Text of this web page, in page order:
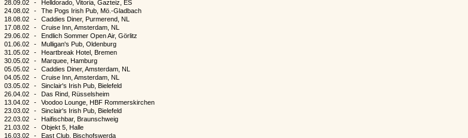
28.09.02
-
Helldorado, Vitoria, Gazteiz, ES
24.08.02
-
The Pogs Irish Pub, Mö.-Gladbach
18.08.02
-
Caddies Diner, Purmerend, NL
17.08.02
-
Cruise Inn, Amsterdam, NL
29.06.02
-
Endlich Sommer Open Air, Görlitz
01.06.02
-
Mulligan's Pub, Oldenburg
31.05.02
-
Heartbreak Hotel, Bremen
30.05.02
-
Marquee, Hamburg
05.05.02
-
Caddies Diner, Amsterdam, NL
04.05.02
-
Cruise Inn, Amsterdam, NL
03.05.02
-
Sinclair's Irish Pub, Bielefeld
26.04.02
-
Das Rind, Rüsselsheim
13.04.02
-
Voodoo Lounge, HBF Rommerskirchen
23.03.02
-
Sinclair's Irish Pub, Bielefeld
22.03.02
-
Haifischbar, Braunschweig
21.03.02
-
Objekt 5, Halle
16.03.02
-
East Club, Bischofswerda